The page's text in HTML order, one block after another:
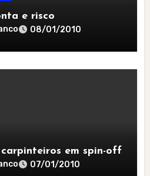
e risco
08/01/2010
em spin-off
07/01/2010